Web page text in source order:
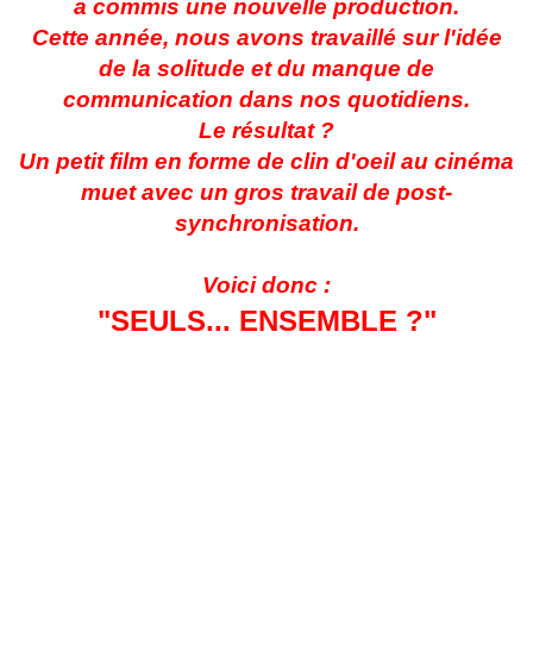
a commis une nouvelle production.
Cette année, nous avons travaillé sur l'idée
de la solitude et du manque de
communication dans nos quotidiens.
Le résultat ?
Un petit film en forme de clin d'oeil au cinéma
muet avec un gros travail de post-
synchronisation.
Voici donc :
"SEULS... ENSEMBLE ?"